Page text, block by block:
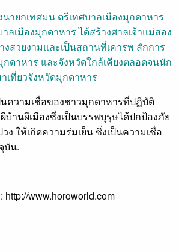
ายกเทศมน ตรีเทศบาลเมืองมุกดาหาร
ลเมืองมุกดาหาร ได้สร้างศาลเจ้าแม่สอง
สวยงามและเป็นสถานที่เคารพ สักการ
ดาหาร และจังหวัดใกล้เคียงตลอดจนนัก
เที่ยวจังหวัดมุกดาหาร
นความเชื่อของชาวมุกดาหารที่ปฏิบัติ
บ้านผีเมืองซึ่งเป็นบรรพบุรุษได้ปกป้องภัย
ง ให้เกิดความร่มเย็น ซึ่งเป็นความเชื่อ
บัน.
www.horoworld.com